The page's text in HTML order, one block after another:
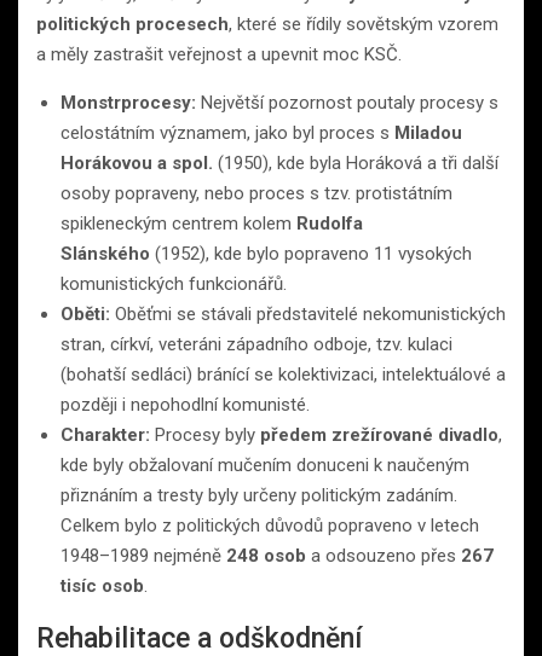
politických procesech, které se řídily sovětským vzorem
a měly zastrašit veřejnost a upevnit moc KSČ.
Monstrprocesy: Největší pozornost poutaly procesy s
celostátním významem, jako byl proces s Miladou
Horákovou a spol. (1950), kde byla Horáková a tři další
osoby popraveny, nebo proces s tzv. protistátním
spikleneckým centrem kolem Rudolfa
Slánského (1952), kde bylo popraveno 11 vysokých
komunistických funkcionářů.
Oběti: Oběťmi se stávali představitelé nekomunistických
stran, církví, veteráni západního odboje, tzv. kulaci
(bohatší sedláci) bránící se kolektivizaci, intelektuálové a
později i nepohodlní komunisté.
Charakter: Procesy byly předem zrežírované divadlo,
kde byly obžalovaní mučením donuceni k naučeným
přiznáním a tresty byly určeny politickým zadáním.
Celkem bylo z politických důvodů popraveno v letech
1948–1989 nejméně 248 osob a odsouzeno přes 267
tisíc osob.
Rehabilitace a odškodnění